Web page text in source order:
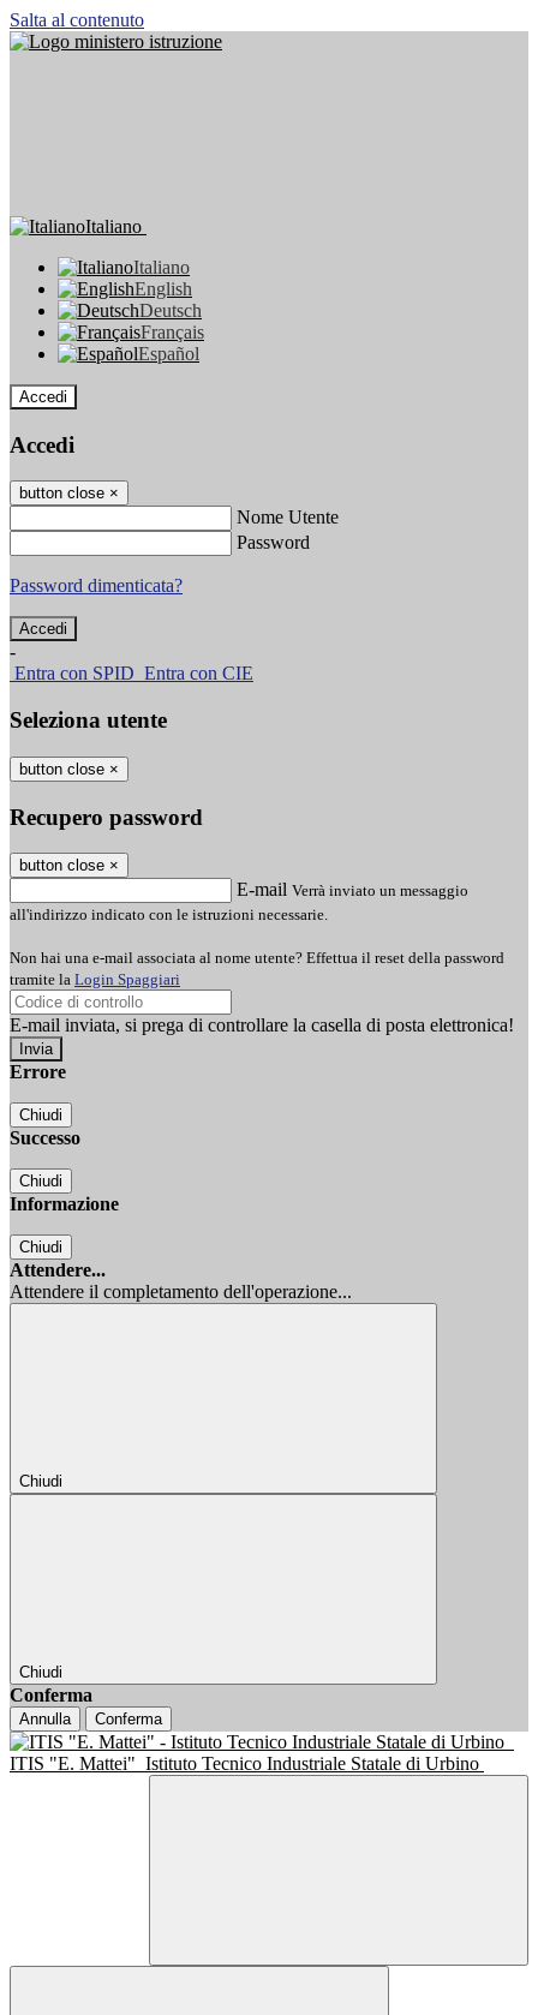
Salta al contenuto
Italiano
Italiano
English
Deutsch
Français
Español
Accedi
Accedi
button close ×
Nome Utente
Password
Password dimenticata?
-
Entra con SPID Entra con CIE
Seleziona utente
button close ×
Recupero password
button close ×
E-mail Verrà inviato un messaggio
all'indirizzo indicato con le istruzioni necessarie.
Non hai una e-mail associata al nome utente? Effettua il reset della password
tramite la Login Spaggiari
E-mail inviata, si prega di controllare la casella di posta elettronica!
Errore
Chiudi
Successo
Chiudi
Informazione
Chiudi
Attendere...
Attendere il completamento dell'operazione...
Chiudi
Chiudi
Conferma
Annulla Conferma
ITIS "E. Mattei" Istituto Tecnico Industriale Statale di Urbino